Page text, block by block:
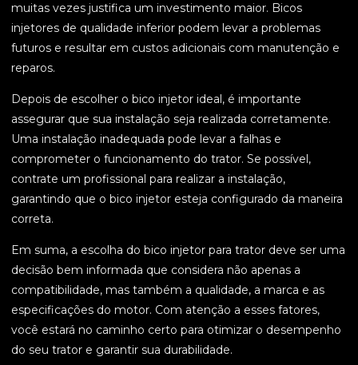
muitas vezes justifica um investimento maior. Bicos
injetores de qualidade inferior podem levar a problemas
futuros e resultar em custos adicionais com manutenção e
reparos.
Depois de escolher o bico injetor ideal, é importante
assegurar que sua instalação seja realizada corretamente.
Uma instalação inadequada pode levar a falhas e
comprometer o funcionamento do trator. Se possível,
contrate um profissional para realizar a instalação,
garantindo que o bico injetor esteja configurado da maneira
correta.
Em suma, a escolha do bico injetor para trator deve ser uma
decisão bem informada que considera não apenas a
compatibilidade, mas também a qualidade, a marca e as
especificações do motor. Com atenção a esses fatores,
você estará no caminho certo para otimizar o desempenho
do seu trator e garantir sua durabilidade.